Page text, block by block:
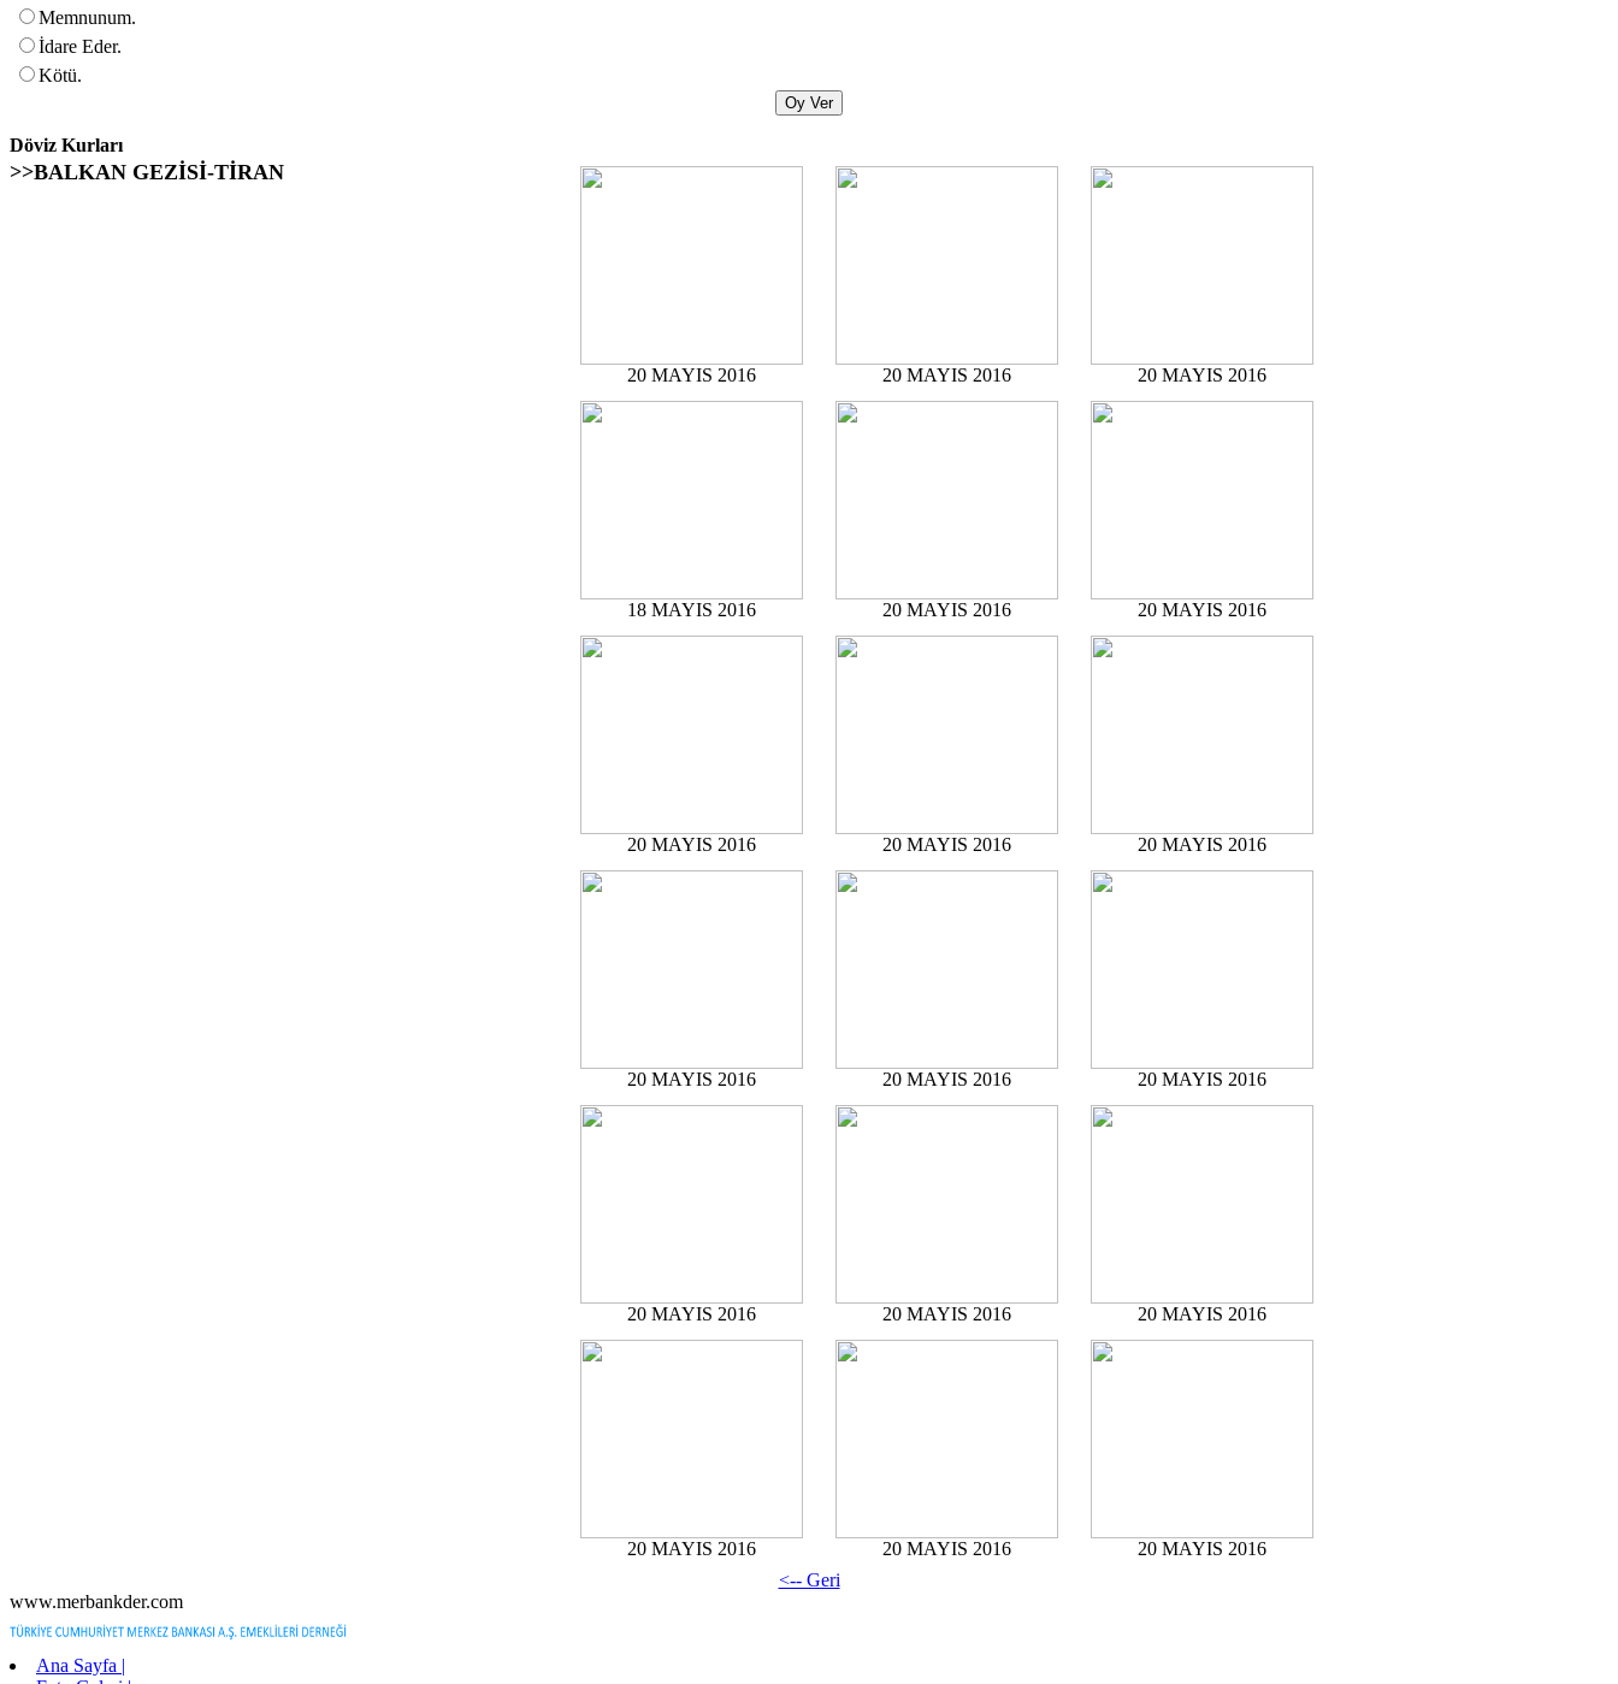
Memnunum.
İdare Eder.
Kötü.
Döviz Kurları
>>BALKAN GEZİSİ-TİRAN
20 MAYIS 2016 20 MAYIS 2016 20 MAYIS 2016
18 MAYIS 2016 20 MAYIS 2016 20 MAYIS 2016
20 MAYIS 2016 20 MAYIS 2016 20 MAYIS 2016
20 MAYIS 2016 20 MAYIS 2016 20 MAYIS 2016
20 MAYIS 2016 20 MAYIS 2016 20 MAYIS 2016
20 MAYIS 2016 20 MAYIS 2016
20 MAYIS 2016
<-- Geri
www.merbankder.com
Ana Sayfa |